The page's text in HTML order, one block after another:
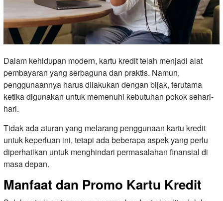
Dalam kehidupan modern, kartu kredit telah menjadi alat
pembayaran yang serbaguna dan praktis. Namun,
penggunaannya harus dilakukan dengan bijak, terutama
ketika digunakan untuk memenuhi kebutuhan pokok sehari-
hari.
Tidak ada aturan yang melarang penggunaan kartu kredit
untuk keperluan ini, tetapi ada beberapa aspek yang perlu
diperhatikan untuk menghindari permasalahan finansial di
masa depan.
Manfaat dan Promo Kartu Kredit